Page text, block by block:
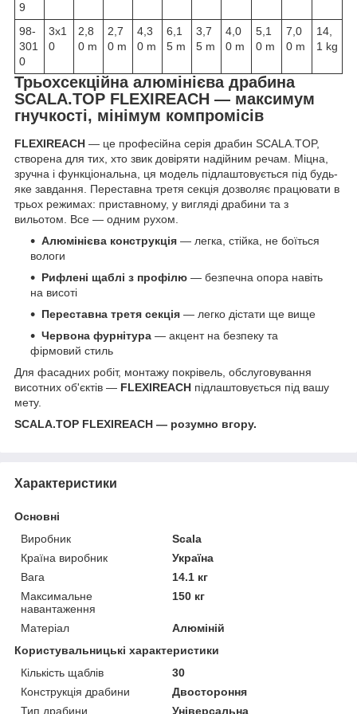
9
98-
301
0
3х1
0
2,8
0 m
2,7
0 m
4,3
0 m
6,1
5 m
3,7
5 m
4,0
0 m
5,1
0 m
7,0
0 m
14,
1 kg
Трьохсекційна алюмінієва драбина
SCALA.TOP FLEXIREACH — максимум
гнучкості, мінімум компромісів
FLEXIREACH — це професійна серія драбин SCALA.TOP,
створена для тих, хто звик довіряти надійним речам. Міцна,
зручна і функціональна, ця модель підлаштовується під будь-
яке завдання. Переставна третя секція дозволяє працювати в
трьох режимах: приставному, у вигляді драбини та з
вильотом. Все — одним рухом.
Алюмінієва конструкція — легка, стійка, не боїться
вологи
Рифлені щаблі з профілю — безпечна опора навіть
на висоті
Переставна третя секція — легко дістати ще вище
Червона фурнітура — акцент на безпеку та
фірмовий стиль
Для фасадних робіт, монтажу покрівель, обслуговування
висотних об'єктів — FLEXIREACH підлаштовується під вашу
мету.
SCALA.TOP FLEXIREACH — розумно вгору.
Характеристики
Основні
Виробник
Scala
Країна виробник
Україна
Вага
14.1 кг
Максимальне
навантаження
150 кг
Матеріал
Алюміній
Користувальницькі характеристики
Кількість щаблів
30
Конструкція драбини
Двостороння
Тип драбини
Універсальна